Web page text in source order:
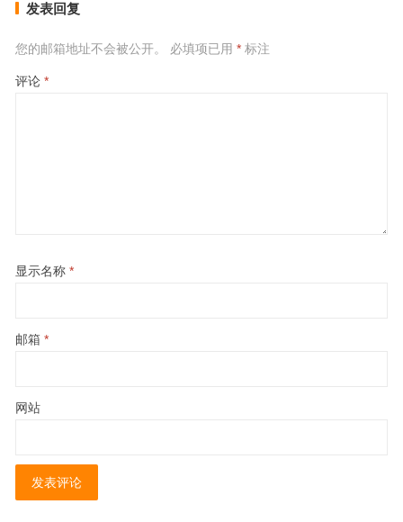
发表回复
您的邮箱地址不会被公开。 必填项已用 *标注
评论 *
显示名称 *
邮箱 *
网站